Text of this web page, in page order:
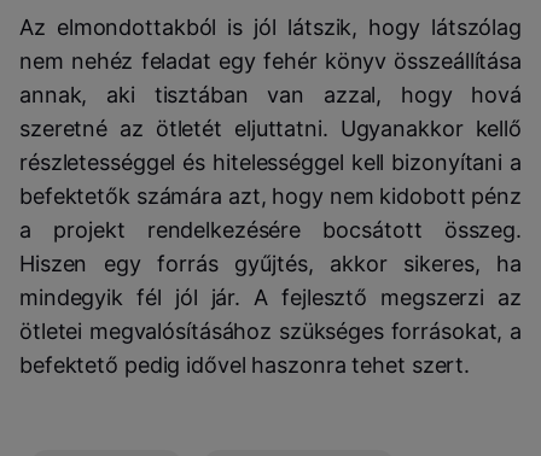
Az elmondottakból is jól látszik, hogy látszólag
nem nehéz feladat egy fehér könyv összeállítása
annak, aki tisztában van azzal, hogy hová
szeretné az ötletét eljuttatni. Ugyanakkor kellő
részletességgel és hitelességgel kell bizonyítani a
befektetők számára azt, hogy nem kidobott pénz
a projekt rendelkezésére bocsátott összeg.
Hiszen egy forrás gyűjtés, akkor sikeres, ha
mindegyik fél jól jár. A fejlesztő megszerzi az
ötletei megvalósításához szükséges forrásokat, a
befektető pedig idővel haszonra tehet szert.